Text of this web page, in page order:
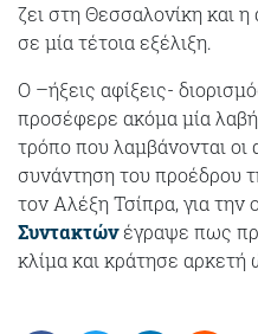
ζει στη Θεσσαλονίκη και
σε μία τέτοια εξέλιξη.
Ο –ήξεις αφίξεις-
προσέφερε ακόμα μία λαβή
τρόπο που λαμβάνονται
συνάντηση του προέδρου
τον Αλέξη Τσίπρα, για την
Συντακτώνέγραψε πως
κλίμα και κράτησε αρκετή